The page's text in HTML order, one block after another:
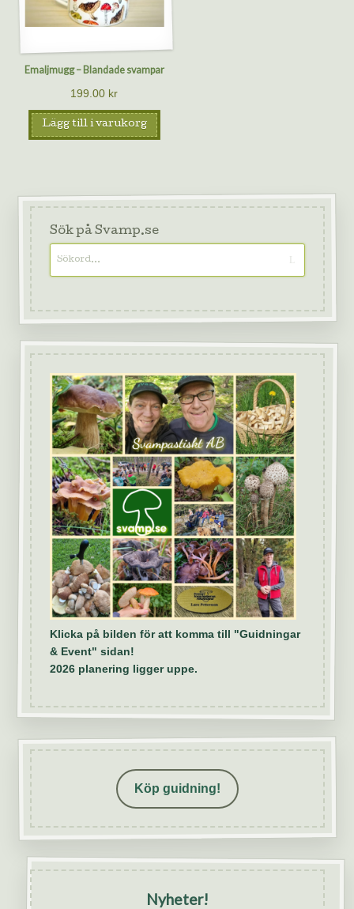
Emaljmugg – Blandade svampar
199.00 kr
Lägg till i varukorg
Sök på Svamp.se
Klicka på bilden för att komma till "Guidningar
& Event" sidan!
2026 planering ligger uppe.
Köp guidning!
Nyheter!